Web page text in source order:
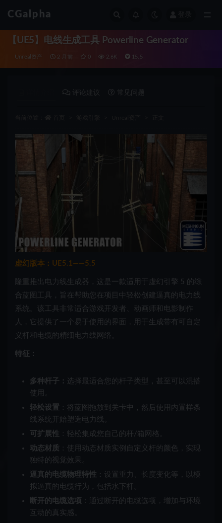
CGalpha
【UE5】电线生成工具 Powerline Generator
Unreal资产 2 月前 0 2.6K 15.5
评论建议 常见问题
虚幻版本：UE5.1——5.5
隆重推出电力线生成器，这是一款适用于虚幻引擎 5 的综
合蓝图工具，旨在帮助您在项目中轻松创建逼真的电力线
系统。该工具非常适合游戏开发者、动画师和电影制作
人，它提供了一个易于使用的界面，用于生成带有可自定
义杆和电缆的精细电力线网络。
特征：
多种杆子： 选择最适合您的杆子类型，甚至可以混搭
使用。
轻松设置
：将蓝图拖放到关卡中，然后使用内置样条
线系统开始塑造电力线。
可扩展性 ：轻松集成您自己的杆/箱网格。
动态材质 ：使用动态材质实例自定义杆的颜色，实现
独特的视觉效果。
逼真的电缆物理特性 ：设置重力、长度变化等，以模
拟逼真的电缆行为，包括水下杆。
断开的电缆选项 ：通过断开的电缆选项，增加与环境
互动的真实感。